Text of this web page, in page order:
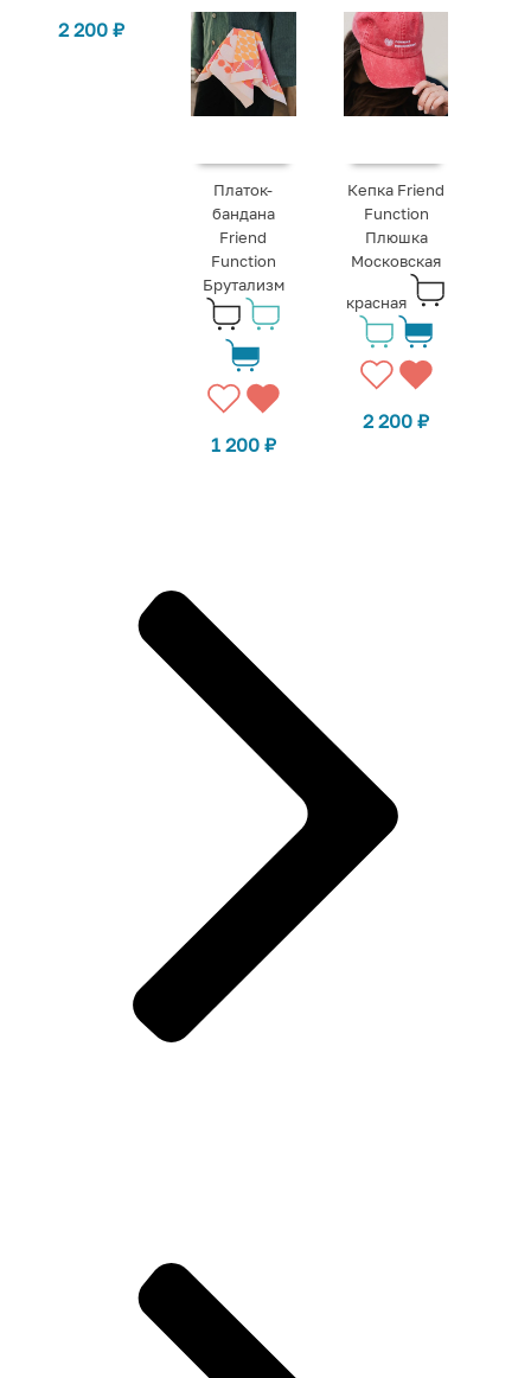
2 200 ₽
Платок-
бандана
Friend
Function
Брутализм
1 200 ₽
Кепка Friend
Function
Плюшка
Московская
красная
2 200₽